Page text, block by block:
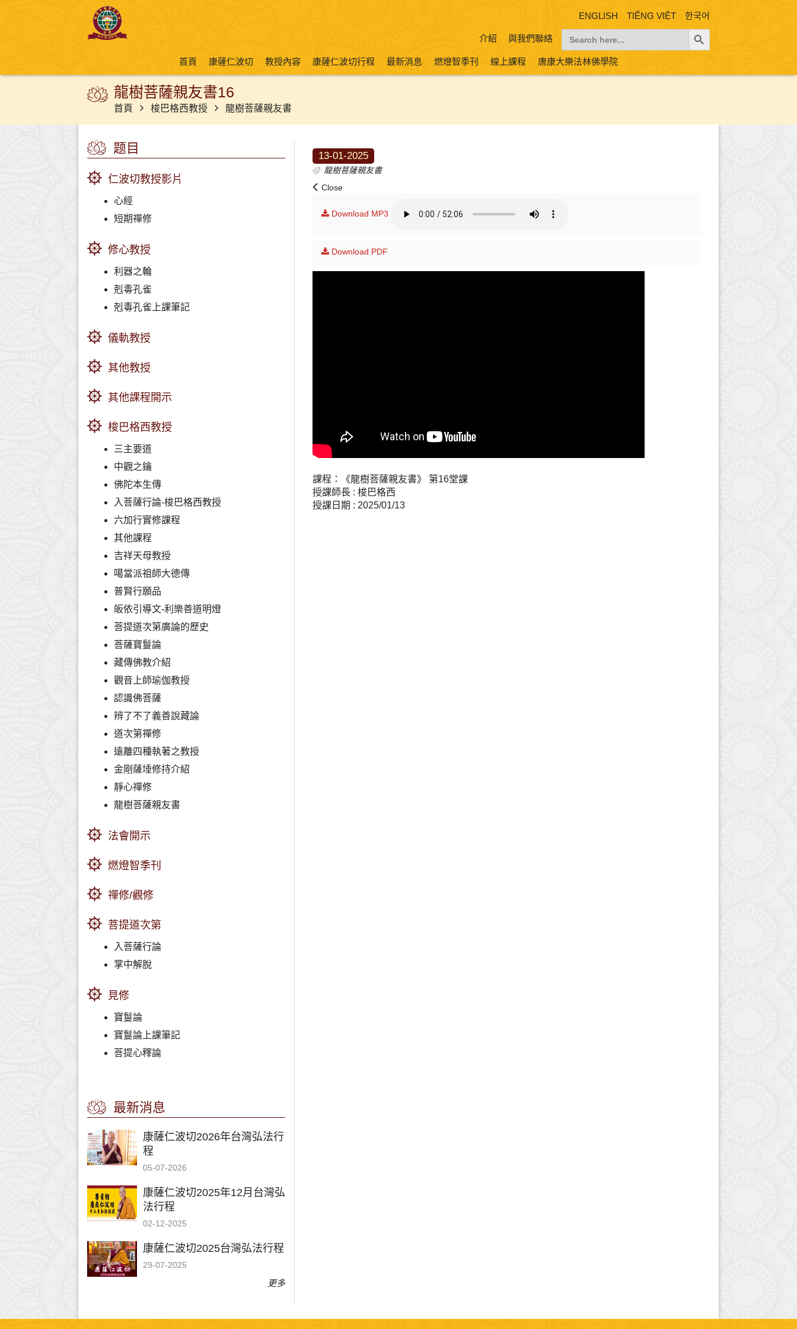
ENGLISH TIẾNG VIỆT 한국어
for:
Search Button
介紹 與我們聯絡
首頁 康薩仁波切 教授內容 康薩仁波切行程 最新消息 燃燈智季刊 線上課程 唐康大樂法林佛學院
龍樹菩薩親友書16
首頁 梭巴格西教授 龍樹菩薩親友書
13-01-2025
龍樹菩薩親友書
Close
Download MP3
Download PDF
課程：《龍樹菩薩親友書》 第16堂課
授課師長 : 梭巴格西
授課日期 : 2025/01/13
题目
仁波切教授影片
心經
短期禪修
修心教授
利器之輪
剋毒孔雀
剋毒孔雀上課筆記
儀軌教授
其他教授
其他課程開示
梭巴格西教授
三主要道
中觀之鑰
佛陀本生傳
入菩薩行論-梭巴格西教授
六加行實修課程
其他課程
吉祥天母教授
噶當派祖師大德傳
普賢行願品
皈依引導文-利樂善道明燈
菩提道次第廣論的歷史
菩薩寶鬘論
藏傳佛教介紹
觀音上師瑜伽教授
認識佛菩薩
辨了不了義善說藏論
道次第禪修
遠離四種執著之教授
金剛薩埵修持介紹
靜心禪修
龍樹菩薩親友書
法會開示
燃燈智季刊
禪修/觀修
菩提道次第
入菩薩行論
掌中解脫
見修
寶鬘論
寶鬘論上課筆記
菩提心釋論
最新消息
康薩仁波切2026年台灣弘法行
程
05-07-2026
康薩仁波切2025年12月台灣弘
法行程
02-12-2025
康薩仁波切2025台灣弘法行程
29-07-2025
更多